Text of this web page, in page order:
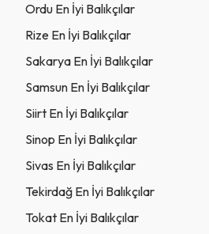
Ordu En İyi Balıkçılar
Rize En İyi Balıkçılar
Sakarya En İyi Balıkçılar
Samsun En İyi Balıkçılar
Siirt En İyi Balıkçılar
Sinop En İyi Balıkçılar
Sivas En İyi Balıkçılar
Tekirdağ En İyi Balıkçılar
Tokat En İyi Balıkçılar